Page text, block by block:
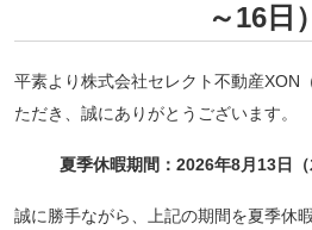
～16日）
平素より株式会社セレクト不動産XON
ただき、誠にありがとうございます。
夏季休暇期間：2026年8月13日（
誠に勝手ながら、上記の期間を夏季休